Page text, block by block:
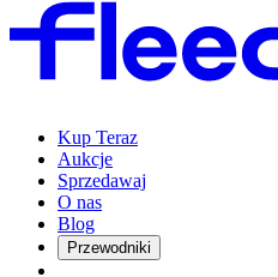
Kup Teraz
Aukcje
Sprzedawaj
O nas
Blog
Przewodniki